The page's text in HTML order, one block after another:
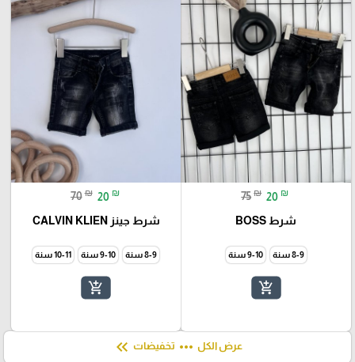
75 ₪ 20 ₪
شرط BOSS
8-9 سنة 9-10 سنة
add_shopping_cart
70 ₪ 20 ₪
شرط جينز CALVIN KLIEN
8-9 سنة 9-10 سنة 10-11 سنة
add_shopping_cart
عرض الكل more_horiz تخفيضات keyboard_double_arrow_left